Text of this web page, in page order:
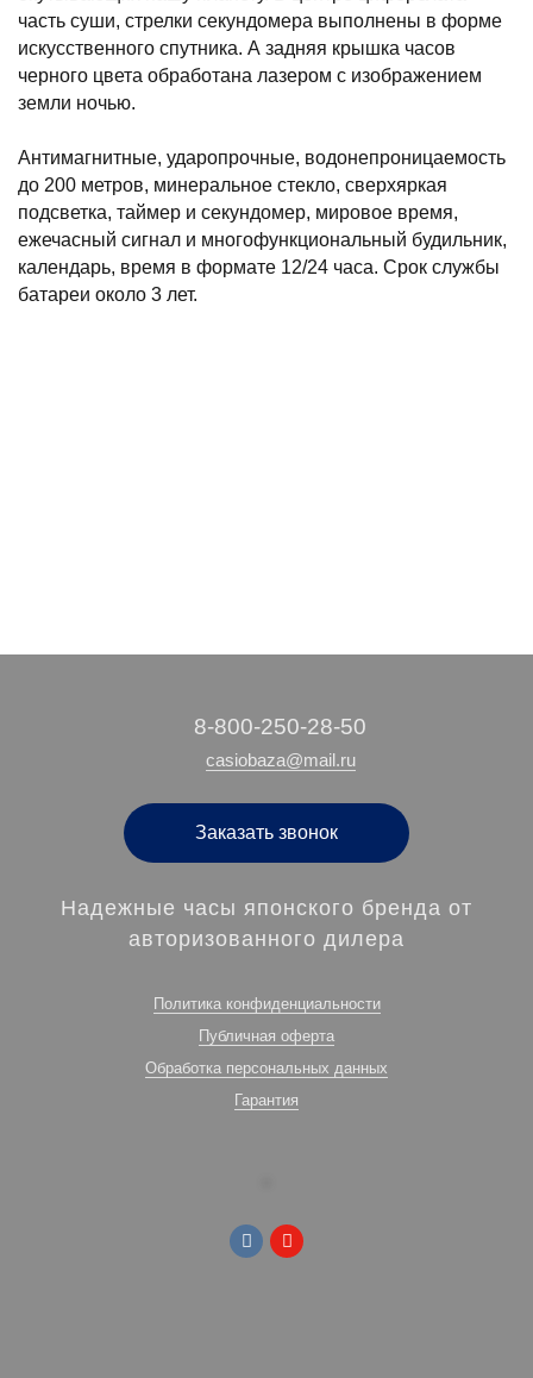
часть суши, стрелки секундомера выполнены в форме
искусственного спутника. А задняя крышка часов
черного цвета обработана лазером с изображением
земли ночью.
Антимагнитные, ударопрочные, водонепроницаемость
до 200 метров, минеральное стекло, сверхяркая
подсветка, таймер и секундомер, мировое время,
ежечасный сигнал и многофункциональный будильник,
календарь, время в формате 12/24 часа. Срок службы
батареи около 3 лет.
‭8-800-250-28-50
casiobaza@mail.ru
Заказать звонок
Надежные часы японского бренда от
авторизованного дилера
Политика конфиденциальности
Публичная оферта
Обработка персональных данных
Гарантия